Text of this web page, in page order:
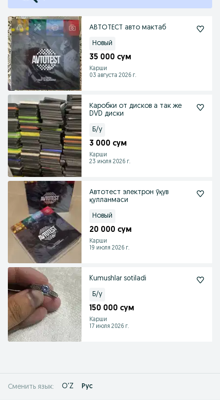
АВТОТЕСТ авто мактаб
Новый
35 000 сум
Карши
03 августа 2026 г.
Каробки от дисков а так же
DVD диски
Б/у
3 000 сум
Карши
23 июля 2026 г.
Автотест электрон ўқув
қулланмаси
Новый
20 000 сум
Карши
19 июля 2026 г.
Kumushlar sotiladi
Б/у
150 000 сум
Карши
17 июля 2026 г.
Сменить язык: O'Z Рус